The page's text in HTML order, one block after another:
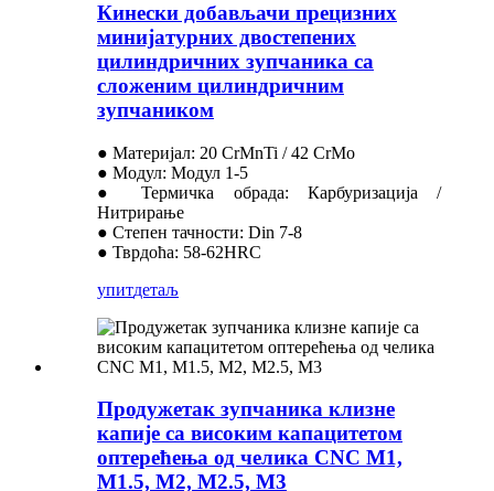
Кинески добављачи прецизних
минијатурних двостепених
цилиндричних зупчаника са
сложеним цилиндричним
зупчаником
● Материјал: 20 CrMnTi / 42 CrMo
● Модул: Модул 1-5
● Термичка обрада: Карбуризација /
Нитрирање
● Степен тачности: Din 7-8
● Тврдоћа: 58-62HRC
упитдетаљ
Продужетак зупчаника клизне
капије са високим капацитетом
оптерећења од челика CNC M1,
M1.5, M2, M2.5, M3